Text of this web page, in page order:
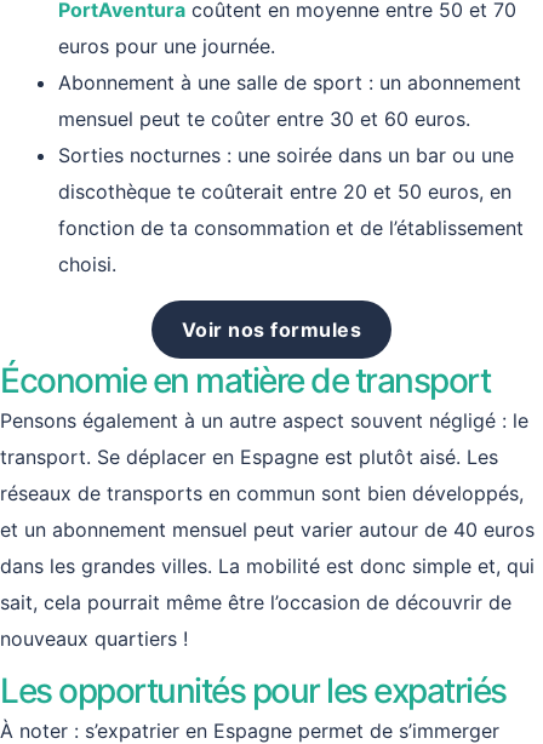
PortAventura coûtent en moyenne entre 50 et 70
euros pour une journée.
Abonnement à une salle de sport : un abonnement
mensuel peut te coûter entre 30 et 60 euros.
Sorties nocturnes : une soirée dans un bar ou une
discothèque te coûterait entre 20 et 50 euros, en
fonction de ta consommation et de l’établissement
choisi.
Voir nos formules
Économie en matière de transport
Pensons également à un autre aspect souvent négligé : le
transport. Se déplacer en Espagne est plutôt aisé. Les
réseaux de transports en commun sont bien développés,
et un abonnement mensuel peut varier autour de 40 euros
dans les grandes villes. La mobilité est donc simple et, qui
sait, cela pourrait même être l’occasion de découvrir de
nouveaux quartiers !
Les opportunités pour les expatriés
À noter : s’expatrier en Espagne permet de s’immerger